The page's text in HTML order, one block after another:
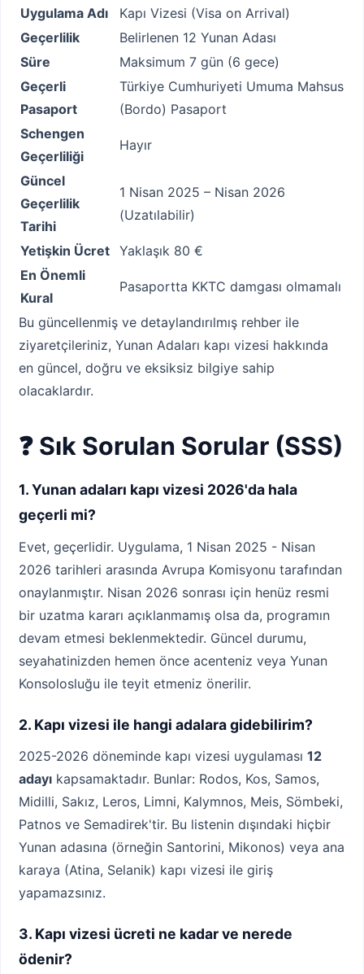
Uygulama Adı
Kapı Vizesi (Visa on Arrival)
Geçerlilik
Belirlenen 12 Yunan Adası
Süre
Maksimum 7 gün (6 gece)
Geçerli
Pasaport
Türkiye Cumhuriyeti Umuma Mahsus
(Bordo) Pasaport
Schengen
Geçerliliği
Hayır
Güncel
Geçerlilik
Tarihi
1 Nisan 2025 – Nisan 2026
(Uzatılabilir)
Yetişkin Ücret Yaklaşık 80 €
En Önemli
Kural
Pasaportta KKTC damgası olmamalı
Bu güncellenmiş ve detaylandırılmış rehber ile
ziyaretçileriniz, Yunan Adaları kapı vizesi hakkında
en güncel, doğru ve eksiksiz bilgiye sahip
olacaklardır.
❓ Sık Sorulan Sorular (SSS)
1. Yunan adaları kapı vizesi 2026'da hala
geçerli mi?
Evet, geçerlidir. Uygulama, 1 Nisan 2025 - Nisan
2026 tarihleri arasında Avrupa Komisyonu tarafından
onaylanmıştır. Nisan 2026 sonrası için henüz resmi
bir uzatma kararı açıklanmamış olsa da, programın
devam etmesi beklenmektedir. Güncel durumu,
seyahatinizden hemen önce acenteniz veya Yunan
Konsolosluğu ile teyit etmeniz önerilir.
2. Kapı vizesi ile hangi adalara gidebilirim?
2025-2026 döneminde kapı vizesi uygulaması 12
adayı kapsamaktadır. Bunlar: Rodos, Kos, Samos,
Midilli, Sakız, Leros, Limni, Kalymnos, Meis, Sömbeki,
Patnos ve Semadirek'tir. Bu listenin dışındaki hiçbir
Yunan adasına (örneğin Santorini, Mikonos) veya ana
karaya (Atina, Selanik) kapı vizesi ile giriş
yapamazsınız.
3. Kapı vizesi ücreti ne kadar ve nerede
ödenir?